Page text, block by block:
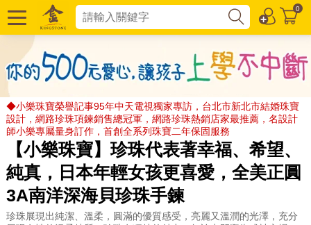
0
◆小樂珠寶榮譽記事95年中天電視獨家專訪，台北市新北市結婚珠寶
設計，網路珍珠項鍊銷售總冠軍，網路珍珠熱銷店家最推薦，名設計
師小樂專屬量身訂作，首創全系列珠寶二年保固服務
【小樂珠寶】珍珠代表著幸福、希望、
純真，日本年輕女孩更喜愛，全美正圓
3A南洋深海貝珍珠手鍊
珍珠展現出純潔、溫柔，圓滿的優質感受，亮麗又溫潤的光澤，充分